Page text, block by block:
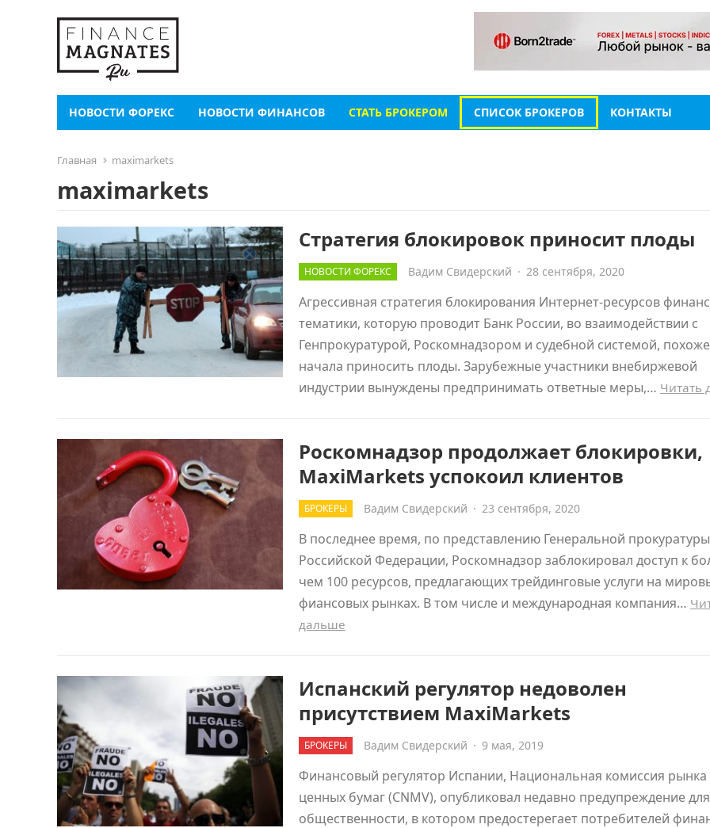
НОВОСТИ ФОРЕКС НОВОСТИ ФИНАНСОВ СТАТЬ БРОКЕРОМ СПИСОК БРОКЕРОВ КОНТАКТЫ
Главная maximarkets
maximarkets
Стратегия блокировок приносит плоды
НОВОСТИ ФОРЕКС Вадим Свидерский · 28 сентября, 2020
Агрессивная стратегия блокирования Интернет-ресурсов
тематики, которую проводит Банк России, во взаимодействии с
Генпрокуратурой, Роскомнадзором и судебной системой, похоже
начала приносить плоды. Зарубежные участники внебиржевой
индустрии вынуждены предпринимать ответные меры,… Читать
Роскомнадзор продолжает блокировки,
MaxiMarkets успокоил клиентов
БРОКЕРЫ Вадим Свидерский · 23 сентября, 2020
В последнее время, по представлению Генеральной прокуратуры
Российской Федерации, Роскомнадзор заблокировал доступ к
чем 100 ресурсов, предлагающих трейдинговые услуги на
фиансовых рынках. В том числе и международная компания…
дальше
Испанский регулятор недоволен
присутствием MaxiMarkets
БРОКЕРЫ Вадим Свидерский · 9 мая, 2019
Финансовый регулятор Испании, Национальная комиссия рынка
ценных бумаг (CNMV), опубликовал недавно предупреждение для
общественности, в котором предостерегает потребителей